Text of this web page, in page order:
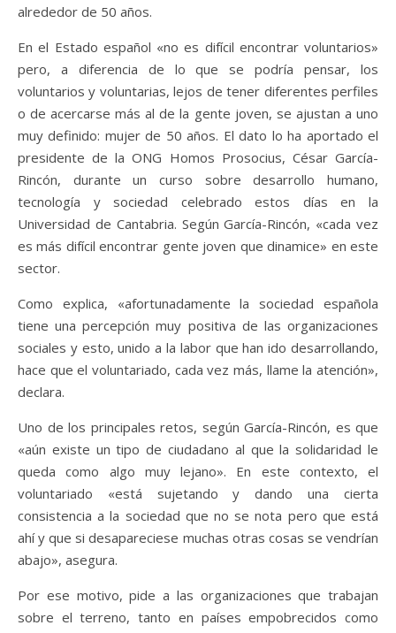
alrededor de 50 años.
En el Estado español «no es difícil encontrar voluntarios»
pero, a diferencia de lo que se podría pensar, los
voluntarios y voluntarias, lejos de tener diferentes perfiles
o de acercarse más al de la gente joven, se ajustan a uno
muy definido: mujer de 50 años. El dato lo ha aportado el
presidente de la ONG Homos Prosocius, César García-
Rincón, durante un curso sobre desarrollo humano,
tecnología y sociedad celebrado estos días en la
Universidad de Cantabria. Según García-Rincón, «cada vez
es más difícil encontrar gente joven que dinamice» en este
sector.
Como explica, «afortunadamente la sociedad española
tiene una percepción muy positiva de las organizaciones
sociales y esto, unido a la labor que han ido desarrollando,
hace que el voluntariado, cada vez más, llame la atención»,
declara.
Uno de los principales retos, según García-Rincón, es que
«aún existe un tipo de ciudadano al que la solidaridad le
queda como algo muy lejano». En este contexto, el
voluntariado «está sujetando y dando una cierta
consistencia a la sociedad que no se nota pero que está
ahí y que si desapareciese muchas otras cosas se vendrían
abajo», asegura.
Por ese motivo, pide a las organizaciones que trabajan
sobre el terreno, tanto en países empobrecidos como